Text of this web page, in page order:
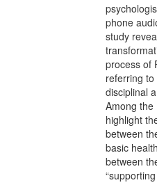
phone
study
process of
referring
disciplinal
Among the
highlight
between
basic
between